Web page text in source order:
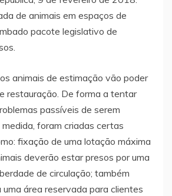
de animais em espaços de
pacote legislativo de
animais de estimação vão poder
restauração. De forma a tentar
passíveis de serem
foram criadas certas
fixação de uma lotação máxima
deverão estar presos por uma
de circulação; também
uma área reservada para clientes